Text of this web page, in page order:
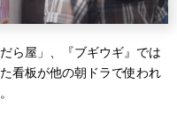
ら屋」、『ブギウギ』では
看板が他の朝ドラで使われ